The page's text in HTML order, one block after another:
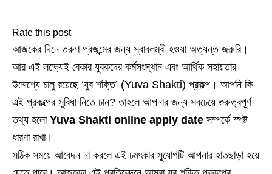
Rate this post
আজকের দিনে তরুণ প্রজন্মের জন্য স্বাবলম্বী হওয়া অত্যন্ত জরুরি।
আর এই লক্ষ্যেই বেকার যুবকদের কর্মসংস্থান এবং আর্থিক সহায়তার
উদ্দেশ্যে চালু রয়েছে ‘যুব শক্তি’ (Yuva Shakti) প্রকল্প। আপনি কি
এই প্রকল্পের সুবিধা নিতে চান? তাহলে আপনার জন্য সবচেয়ে গুরুত্বপূর্ণ
তথ্য হলো Yuva Shakti online apply date সম্পর্কে স্পষ্ট
ধারণা রাখা।
সঠিক সময়ে আবেদন না করলে এই চমৎকার সুযোগটি আপনার হাতছাড়া হয়ে